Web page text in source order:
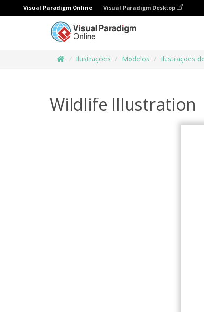
Visual Paradigm Online Visual Paradigm Desktop
Ilustrações Modelos Ilustrações
Wildlife Illustration